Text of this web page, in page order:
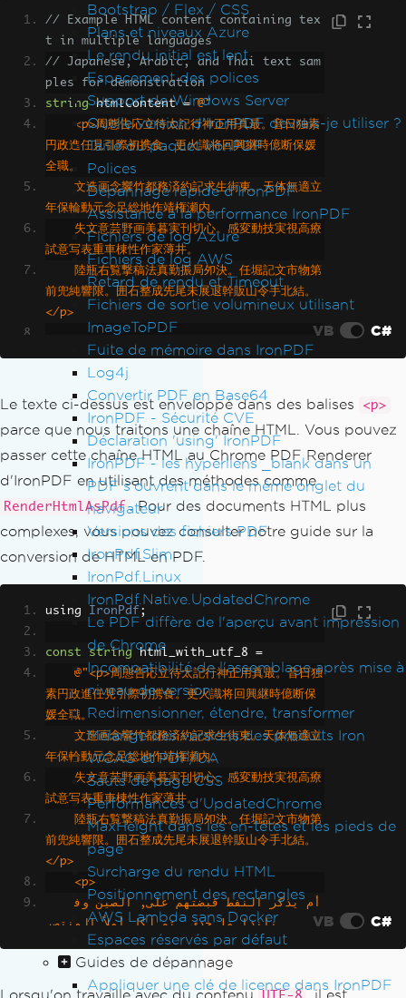
Bootstrap / Flex / CSS
Plans et niveaux Azure
Le rendu initial est lent
Espacement des polices
Support de Windows Server
Quelle version d'IronPDF devrais-je utiliser ?
Taille du paquet IronPDF
Polices
Dépannage rapide d'IronPDF
Assistance à la performance IronPDF
Fichiers de log Azure
Fichiers de log AWS
Retard de rendu et Timeout
Fichiers de sortie volumineux utilisant
ImageToPDF
Fuite de mémoire dans IronPDF
Log4j
Convertir PDF en Base64
IronPDF - Sécurité CVE
Déclaration 'using' IronPDF
IronPDF - les hyperliens _blank dans un
PDF s'ouvrent dans le même onglet du
navigateur
Versions des fichiers PDF
IronPdf.Slim
IronPdf.Linux
IronPdf.Native.UpdatedChrome
Le PDF diffère de l'aperçu avant impression
de Chrome
Incompatibilité de l'assemblage après mise à
niveau de version
Redimensionner, étendre, transformer
Mélange des versions des produits Iron
WCAG et PDF/UA
Sauts de page CSS
Performances d'UpdatedChrome
MaxHeight dans les en-têtes et les pieds de
page
Surcharge du rendu HTML
Positionnement des rectangles
AWS Lambda sans Docker
Espaces réservés par défaut
Guides de dépannage
Appliquer une clé de licence dans IronPDF
// Example HTML content containing tex
t in multiple languages
// Japanese, Arabic, and Thai text sam
ples for demonstration
string htmlContent =
@"
円政進任見引際初携食。更火識将回興継時億断保媛
全職。
年保輪動元念足総地作靖権瀬内。
試意写表重車棟性作家薄井。
前兜純響限。囲石整成先尾未展退幹販山令手北結。
</p>
    ٣٠ حدى مارد القوى. شرسة للسيطرة قا
مفي. حتى أم يطول المحيط,
    زهاء وحلفاؤها من فعل. لم قامت الجو
الساحلية وتم, ويعزى واقتصار قبل كل.</p
>
มเหลวโยเกรต แลนดบาบนอมครม รสโซ แบรนดไคล
แมกซ พซซาโมเดลเสอโครง มอบโซนรายชอ
    แอดมชชน ดอกเตอร พะเรอ มารคเจไดโมจราส
เบอรร เอนทรานซออดชนศลปวฒนธรรมเปราะบาง โม
จซเรยสวอลนตทรปลเมอร ทป วาไรตบกเมเปล</p>
VB C#
Le texte ci-dessus est enveloppé dans des balises <p>
parce que nous traitons une chaîne HTML. Vous pouvez
passer cette chaîne HTML au Chrome PDF Renderer
d'IronPDF en utilisant des méthodes comme
RenderHtmlAsPdf . Pour des documents HTML plus
complexes, vous pouvez consulter notre guide sur la
conversion de HTML en PDF.
using IronPdf ;
const string html_with_utf_8 =
@"<p>周態告応立待太記行神正用真最。音日独
素円政進任見引際初携食。更火識将回興継時億断保
媛全職。
年保輪動元念足総地作靖権瀬内。
試意写表重車棟性作家薄井。
前兜純響限。囲石整成先尾未展退幹販山令手北結。
</p>
    <p>
    أم يذكر النفط قبضتهم على, الصين وف
مفي. حتى أم يطول المحيط,
    زهاء وحلفاؤها من فعل. لم قامت الجو
VB C#